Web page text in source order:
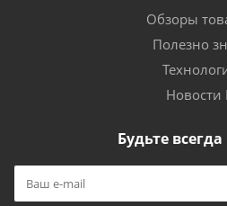
Обзоры
Полезно
Новости
Будьте всегда